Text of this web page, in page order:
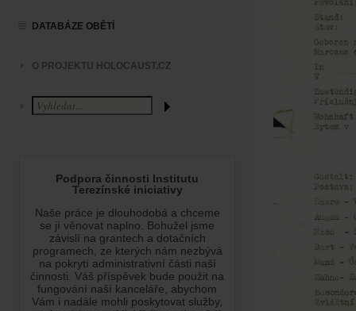
DATABÁZE OBĚTÍ
O PROJEKTU HOLOCAUST.CZ